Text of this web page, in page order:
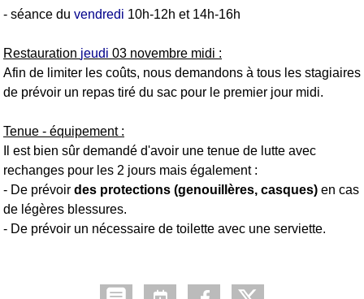
- séance du vendredi 10h-12h et 14h-16h
Restauration jeudi 03 novembre midi :
Afin de limiter les coûts, nous demandons à tous les stagiaires
de prévoir un repas tiré du sac pour le premier jour midi.
Tenue - équipement :
Il est bien sûr demandé d'avoir une tenue de lutte avec
rechanges pour les 2 jours mais également :
- De prévoir des protections (genouillères, casques) en cas
de légères blessures.
- De prévoir un nécessaire de toilette avec une serviette.